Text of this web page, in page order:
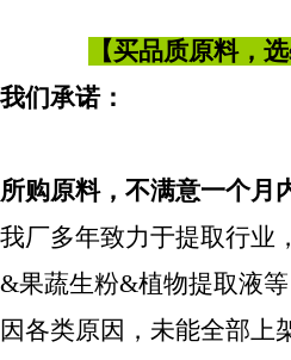
【买品质原料，选
我们承诺：
所购原料，不满意一个月
我厂多年致力于提取行业
&果蔬生粉&植物提取液等
因各类原因，未能全部上